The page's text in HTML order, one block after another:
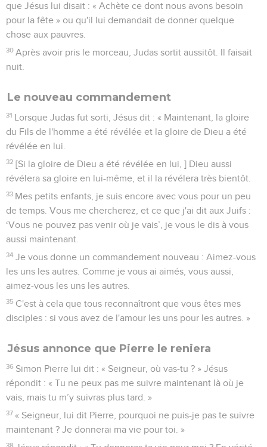
que Jésus lui disait : « Achète ce dont nous avons besoin
pour la fête » ou qu'il lui demandait de donner quelque
chose aux pauvres.
30 Après avoir pris le morceau, Judas sortit aussitôt. Il faisait
nuit.
Le nouveau commandement
31 Lorsque Judas fut sorti, Jésus dit : « Maintenant, la gloire
du Fils de l'homme a été révélée et la gloire de Dieu a été
révélée en lui.
32 [Si la gloire de Dieu a été révélée en lui, ] Dieu aussi
révélera sa gloire en lui-même, et il la révélera très bientôt.
33 Mes petits enfants, je suis encore avec vous pour un peu
de temps. Vous me chercherez, et ce que j'ai dit aux Juifs :
‘Vous ne pouvez pas venir où je vais’, je vous le dis à vous
aussi maintenant.
34 Je vous donne un commandement nouveau : Aimez-vous
les uns les autres. Comme je vous ai aimés, vous aussi,
aimez-vous les uns les autres.
35 C'est à cela que tous reconnaîtront que vous êtes mes
disciples : si vous avez de l'amour les uns pour les autres. »
Jésus annonce que Pierre le reniera
36 Simon Pierre lui dit : « Seigneur, où vas-tu ? » Jésus
répondit : « Tu ne peux pas me suivre maintenant là où je
vais, mais tu m’y suivras plus tard. »
37 « Seigneur, lui dit Pierre, pourquoi ne puis-je pas te suivre
maintenant ? Je donnerai ma vie pour toi. »
38